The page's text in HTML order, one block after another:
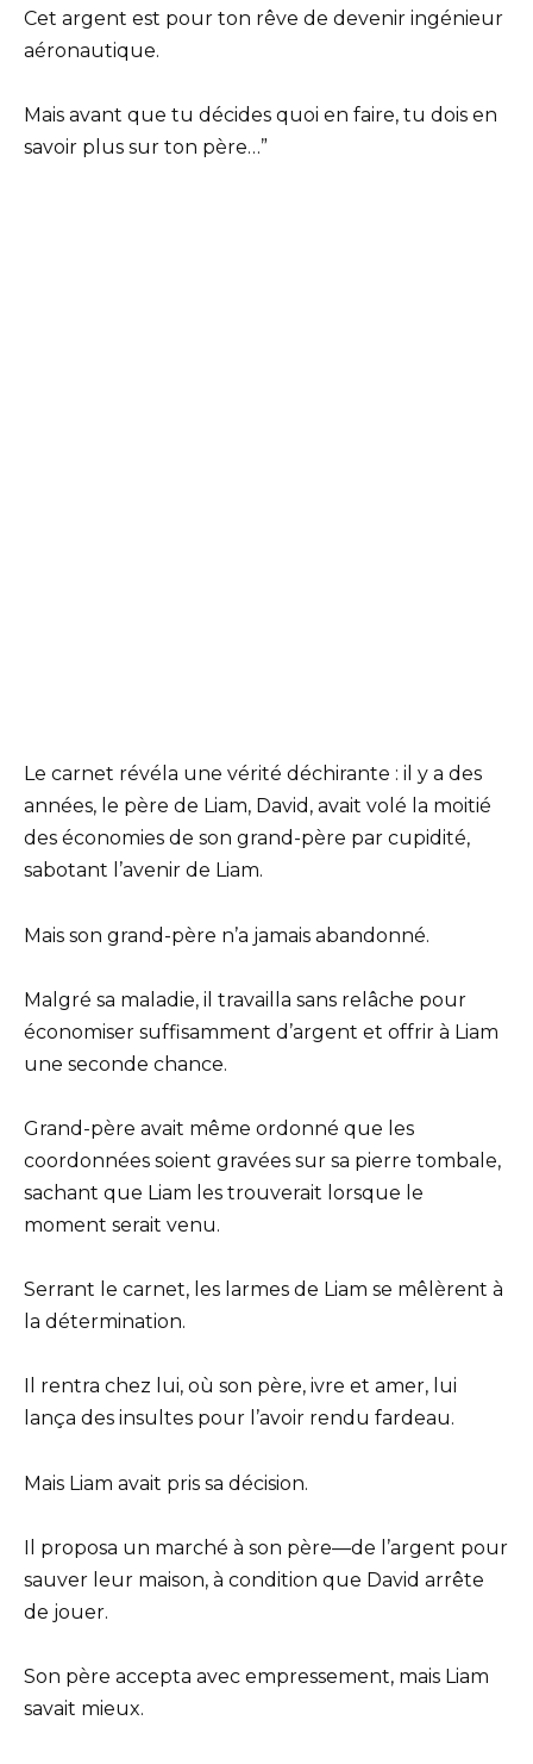
Cet argent est pour ton rêve de devenir ingénieur
aéronautique.
Mais avant que tu décides quoi en faire, tu dois en
savoir plus sur ton père…”
Le carnet révéla une vérité déchirante : il y a des
années, le père de Liam, David, avait volé la moitié
des économies de son grand-père par cupidité,
sabotant l’avenir de Liam.
Mais son grand-père n’a jamais abandonné.
Malgré sa maladie, il travailla sans relâche pour
économiser suffisamment d’argent et offrir à Liam
une seconde chance.
Grand-père avait même ordonné que les
coordonnées soient gravées sur sa pierre tombale,
sachant que Liam les trouverait lorsque le
moment serait venu.
Serrant le carnet, les larmes de Liam se mêlèrent à
la détermination.
Il rentra chez lui, où son père, ivre et amer, lui
lança des insultes pour l’avoir rendu fardeau.
Mais Liam avait pris sa décision.
Il proposa un marché à son père—de l’argent pour
sauver leur maison, à condition que David arrête
de jouer.
Son père accepta avec empressement, mais Liam
savait mieux.